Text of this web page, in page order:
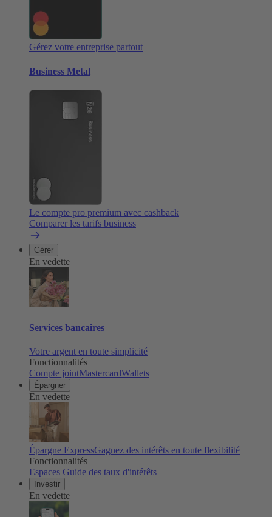
Gérez votre entreprise partout
Business Metal
Le compte pro premium avec cashback
Comparer les tarifs business
Gérer
En vedette
Services bancaires
Votre argent en toute simplicité
Fonctionnalités
Compte jointMastercardWallets
Épargner
En vedette
Épargne ExpressGagnez des intérêts en toute flexibilité
Fonctionnalités
Espaces Guide des taux d'intérêts
Investir
En vedette